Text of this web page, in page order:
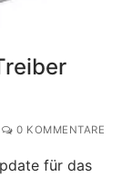
0 KOMMENTARE
für das